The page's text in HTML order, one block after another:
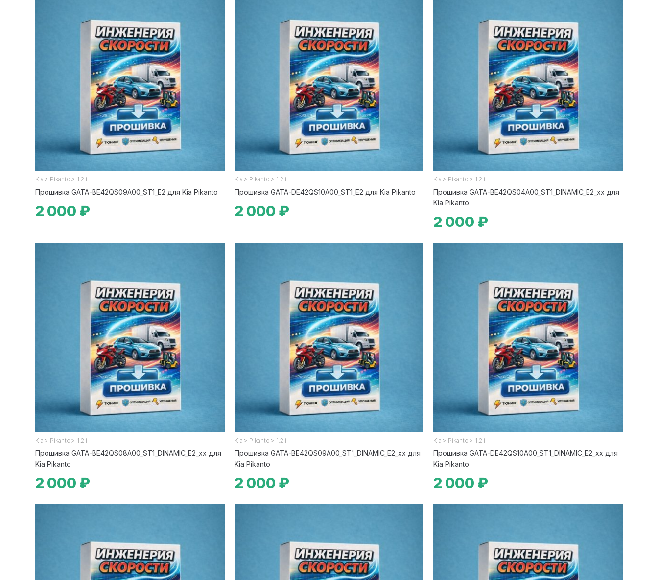
Kia > Pikanto > 1.2 i
Прошивка GATA-BE42QS09A00_ST1_E2 для Kia Pikanto
2 000 ₽
Kia > Pikanto > 1.2 i
Прошивка GATA-DE42QS10A00_ST1_E2 для Kia Pikanto
2 000 ₽
Kia > Pikanto > 1.2 i
Прошивка GATA-BE42QS04A00_ST1_DINAMIC_E2_xx для
Kia Pikanto
2 000 ₽
Kia > Pikanto > 1.2 i
Прошивка GATA-BE42QS08A00_ST1_DINAMIC_E2_xx для
Kia Pikanto
2 000 ₽
Kia > Pikanto > 1.2 i
Прошивка GATA-BE42QS09A00_ST1_DINAMIC_E2_xx для
Kia Pikanto
2 000 ₽
Kia > Pikanto > 1.2 i
Прошивка GATA-DE42QS10A00_ST1_DINAMIC_E2_xx для
Kia Pikanto
2 000 ₽